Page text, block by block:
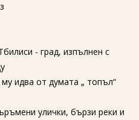
- град, изпълнен с
идва от думата „ топъл“
улички, бързи реки и